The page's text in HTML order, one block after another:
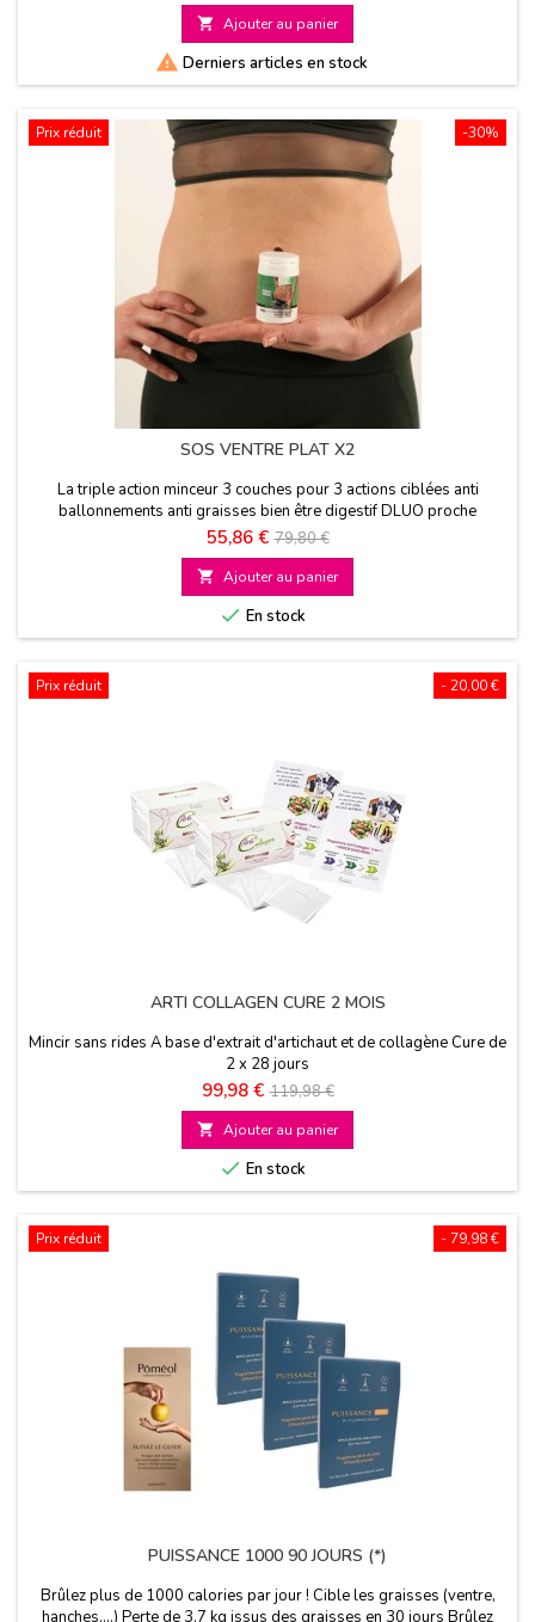
de
base
 Ajouter au panier
 Derniers articles en stock
-30%
Prix réduit
SOS VENTRE PLAT X2
La triple action minceur 3 couches pour 3 actions ciblées anti
ballonnements anti graisses bien être digestif DLUO proche
Prix
55,86 € Prix
de
base
79,80 €
 Ajouter au panier
 En stock
- 20,00 €
Prix réduit
ARTI COLLAGEN CURE 2 MOIS
Mincir sans rides A base d'extrait d'artichaut et de collagène Cure de
2 x 28 jours
Prix
99,98 € Prix
de
base
119,98 €
 Ajouter au panier
 En stock
- 79,98 €
Prix réduit
PUISSANCE 1000 90 JOURS (*)
Brûlez plus de 1000 calories par jour ! Cible les graisses (ventre,
hanches,...) Perte de 3,7 kg issus des graisses en 30 jours Brûlez